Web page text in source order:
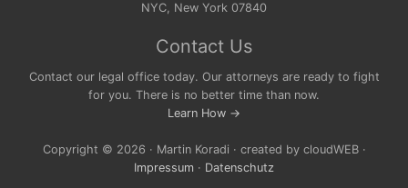
NYC, New York 07840
Contact Us
Contact our legal office today. Our attorneys are ready to fight
for you. There is no better time than now.
Learn How →
Copyright © 2026 · Martin Koradi · created by cloudWEB ·
Impressum · Datenschutz